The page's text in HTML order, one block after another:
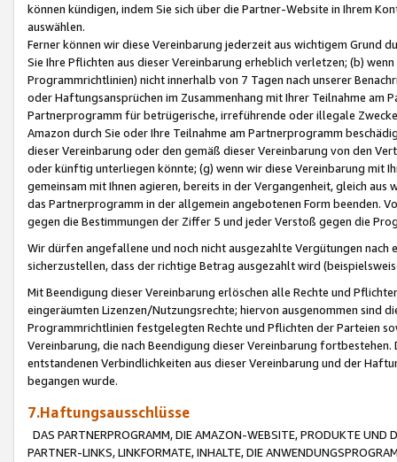
können kündigen, indem Sie sich über die Partner-Website in Ihrem
auswählen.
Ferner können wir diese Vereinbarung jederzeit aus wichtigem Grund
Sie Ihre Pflichten aus dieser Vereinbarung erheblich verletzen; (b)
Programmrichtlinien) nicht innerhalb von 7 Tagen nach unserer
oder Haftungsansprüchen im Zusammenhang mit Ihrer Teilnahme am
Partnerprogramm für betrügerische, irreführende oder illegale
Amazon durch Sie oder Ihre Teilnahme am Partnerprogramm
dieser Vereinbarung oder den gemäß dieser Vereinbarung von den
oder künftig unterliegen könnte; (g) wenn wir diese Vereinbarung mit
gemeinsam mit Ihnen agieren, bereits in der Vergangenheit, gleich
das Partnerprogramm in der allgemein angebotenen Form beenden.
gegen die Bestimmungen der Ziffer 5 und jeder Verstoß gegen die
Wir dürfen angefallene und noch nicht ausgezahlte Vergütungen
sicherzustellen, dass der richtige Betrag ausgezahlt wird
Mit Beendigung dieser Vereinbarung erlöschen alle Rechte und
eingeräumten Lizenzen/Nutzungsrechte; hiervon ausgenommen sind
Programmrichtlinien festgelegten Rechte und Pflichten der Parteien
Vereinbarung, die nach Beendigung dieser Vereinbarung
entstandenen Verbindlichkeiten aus dieser Vereinbarung und der
begangen wurde.
7.Haftungsausschlüsse
DAS PARTNERPROGRAMM, DIE AMAZON-WEBSITE, PRODUKTE UND
PARTNER-LINKS, LINKFORMATE, INHALTE, DIE